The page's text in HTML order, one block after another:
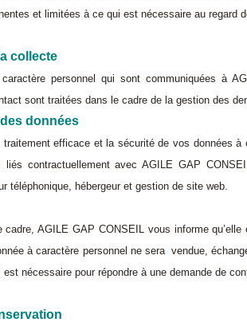
et limitées à ce qui est nécessaire au regard
collecte
personnel qui sont communiquées à
sont traitées dans le cadre de l a gestion des
données
traitement efficace et la sécurité de vos données
liés contractuellement avec AGILE GAP
téléphonique, hébergeur et gestion de site web.
cadre, AGILE GAP CONSEIL vous informe
à caractère personnel ne sera vendue,
est nécessaire pour répondre à une demande de